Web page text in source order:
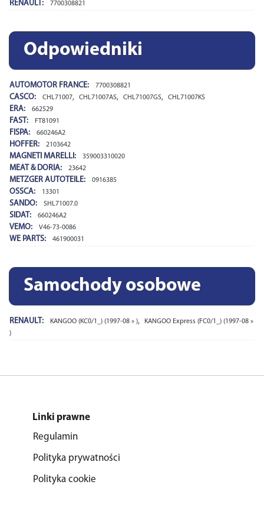
RENAULT: 7700308821
Odpowiedniki
AUTOMOTOR FRANCE: 7700308821
CASCO: CHL71007, CHL71007AS, CHL71007GS, CHL71007KS
ERA: 662529
FAST: FT81091
FISPA: 660246A2
HOFFER: 2103642
MAGNETI MARELLI: 359003310020
MEAT & DORIA: 23642
METZGER AUTOTEILE: 0916385
OSSCA: 13301
SANDO: SHL71007.0
SIDAT: 660246A2
VEMO: V46-73-0086
WE PARTS: 461900031
Samochody osobowe
RENAULT: KANGOO (KC0/1_) (1997-08 » ),
KANGOO Express (FC0/1_) (1997-08 »
)
Linki prawne
Regulamin
Polityka prywatności
Polityka cookie